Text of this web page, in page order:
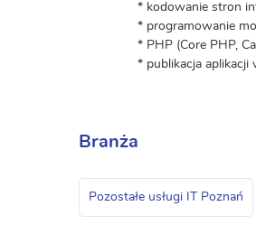
* kodowanie stron
* programowanie
* PHP (Core PHP,
* publikacja aplikacji
Branża
Pozostałe usługi IT Poznań